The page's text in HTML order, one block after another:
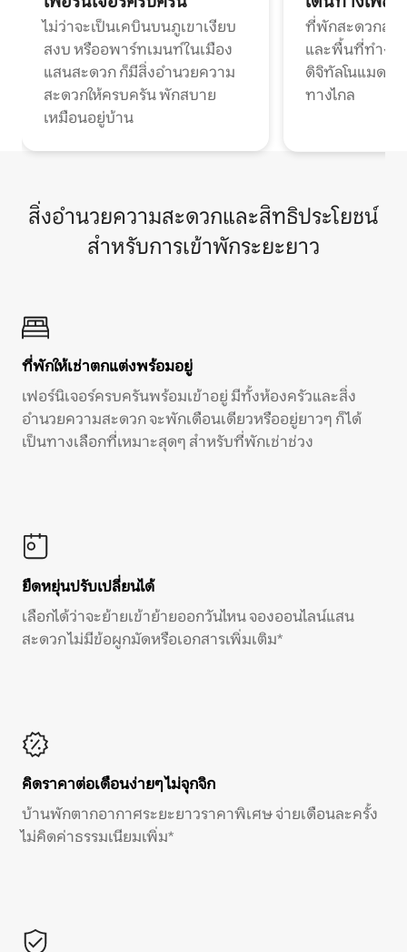
ไม่ว่าจะเป็นเคบินบนภูเขาเงียบ
สงบ หรืออพาร์ทเมนท์ในเมือง
แสนสะดวก ก็มีสิ่งอำนวยความ
สะดวกให้ครบครัน พักสบาย
เหมือนอยู่บ้าน
ที่พักสะดวกสบ
และพื้นที่ทำงา
ดิจิทัลโนแมดแ
ทางไกล
สิ่งอำนวยความสะดวกและสิทธิประโยชน์
สำหรับการเข้าพักระยะยาว
ที่พักให้เช่าตกแต่งพร้อมอยู่
เฟอร์นิเจอร์ครบครันพร้อมเข้าอยู่ มีทั้งห้องครัวและสิ่ง
อำนวยความสะดวก จะพักเดือนเดียวหรืออยู่ยาวๆ ก็ได้
เป็นทางเลือกที่เหมาะสุดๆ สำหรับที่พักเช่าช่วง
ยืดหยุ่นปรับเปลี่ยนได้
เลือกได้ว่าจะย้ายเข้าย้ายออกวันไหน จองออนไลน์แสน
สะดวก ไม่มีข้อผูกมัดหรือเอกสารเพิ่มเติม*
คิดราคาต่อเดือนง่ายๆ ไม่จุกจิก
บ้านพักตากอากาศระยะยาวราคาพิเศษ จ่ายเดือนละครั้ง
ไม่คิดค่าธรรมเนียมเพิ่ม*